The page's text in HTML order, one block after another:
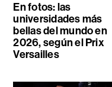
En fotos: las
universidades más
bellas del mundo en
2026, según el Prix
Versailles